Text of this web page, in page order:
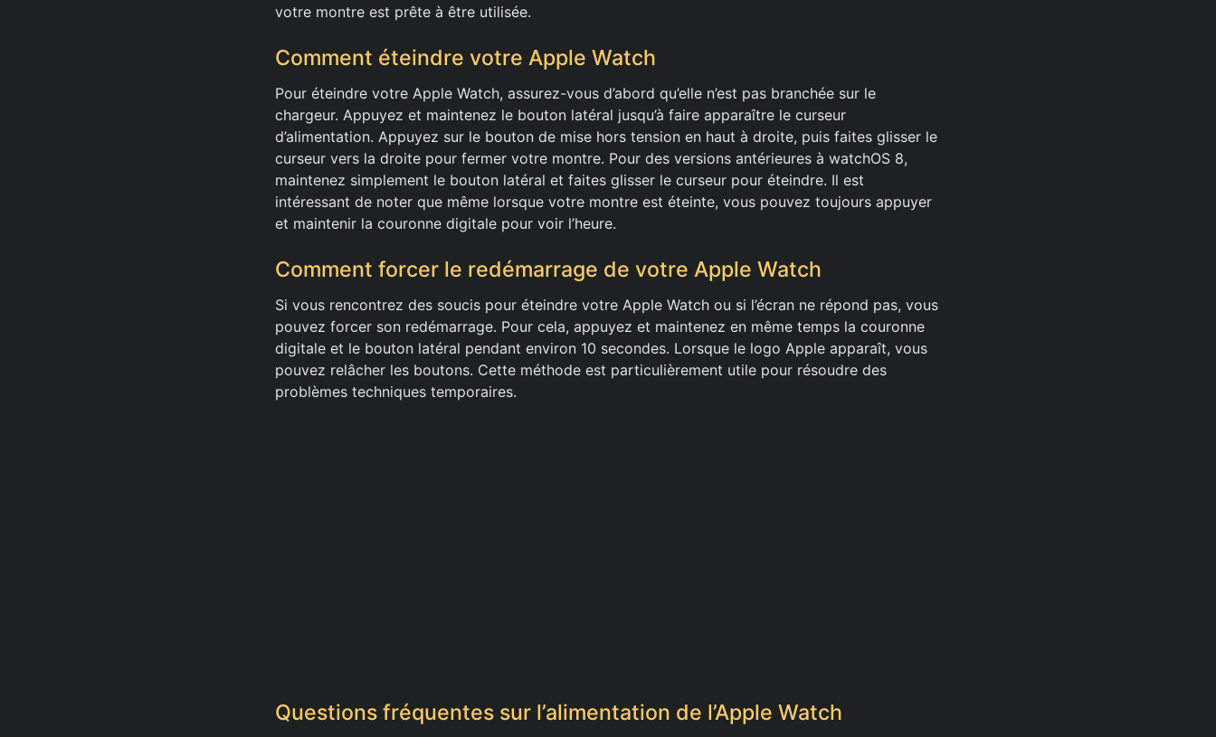
votre montre est prête à être utilisée.
Comment éteindre votre Apple Watch
Pour éteindre votre Apple Watch, assurez-vous d’abord qu’elle n’est pas branchée sur le
chargeur. Appuyez et maintenez le bouton latéral jusqu’à faire apparaître le curseur
d’alimentation. Appuyez sur le bouton de mise hors tension en haut à droite, puis faites glisser le
curseur vers la droite pour fermer votre montre. Pour des versions antérieures à watchOS 8,
maintenez simplement le bouton latéral et faites glisser le curseur pour éteindre. Il est
intéressant de noter que même lorsque votre montre est éteinte, vous pouvez toujours appuyer
et maintenir la couronne digitale pour voir l’heure.
Comment forcer le redémarrage de votre Apple Watch
Si vous rencontrez des soucis pour éteindre votre Apple Watch ou si l’écran ne répond pas, vous
pouvez forcer son redémarrage. Pour cela, appuyez et maintenez en même temps la couronne
digitale et le bouton latéral pendant environ 10 secondes. Lorsque le logo Apple apparaît, vous
pouvez relâcher les boutons. Cette méthode est particulièrement utile pour résoudre des
problèmes techniques temporaires.
Questions fréquentes sur l’alimentation de l’Apple Watch